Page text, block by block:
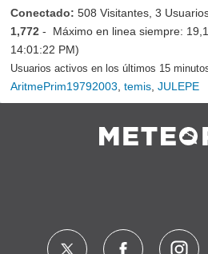
Conectado: 508 Visitantes, 3
1,772 - Máximo en linea siempre:
14:01:22 PM)
Usuarios activos en los últimos 15
AritmePrim19792003 temis JULEPE